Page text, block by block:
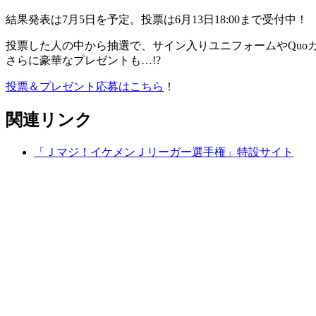
結果発表は7月5日を予定。投票は6月13日18:00まで受付中！
投票した人の中から抽選で、サイン入りユニフォームやQuo
さらに豪華なプレゼントも…!?
投票＆プレゼント応募はこちら ！
関連リンク
「Ｊマジ！イケメンＪリーガー選手権」特設サイト